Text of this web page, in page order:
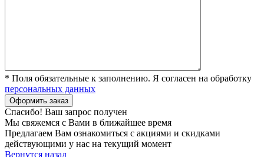
* Поля обязательные к заполнению. Я согласен на обработку
персональных данных
Спасибо! Ваш запрос получен
Мы свяжемся с Вами в ближайшее время
Предлагаем Вам ознакомиться с акциями и скидками
действующими у нас на текущий момент
Вернутся назад